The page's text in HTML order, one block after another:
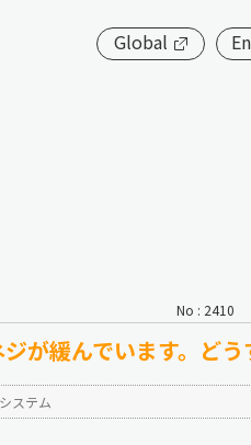
Global
No : 2410
が緩んでいます。どう
ステム